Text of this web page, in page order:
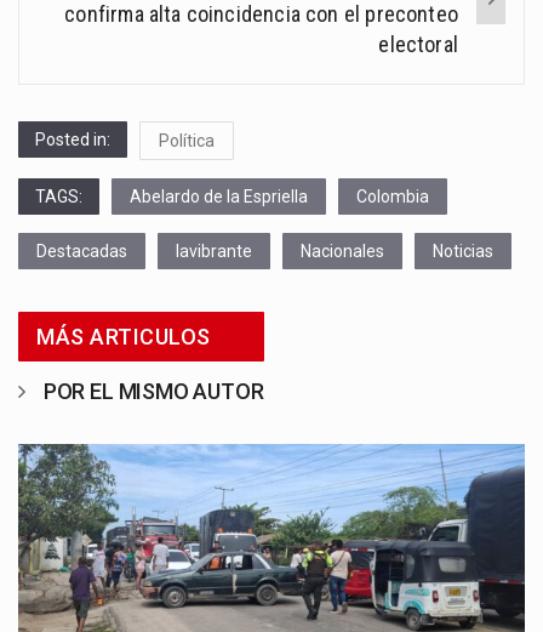
confirma alta coincidencia con el preconteo
electoral
Posted in: Política
TAGS: Abelardo de la Espriella Colombia
Destacadas lavibrante Nacionales Noticias
MÁS ARTICULOS
POR EL MISMO AUTOR